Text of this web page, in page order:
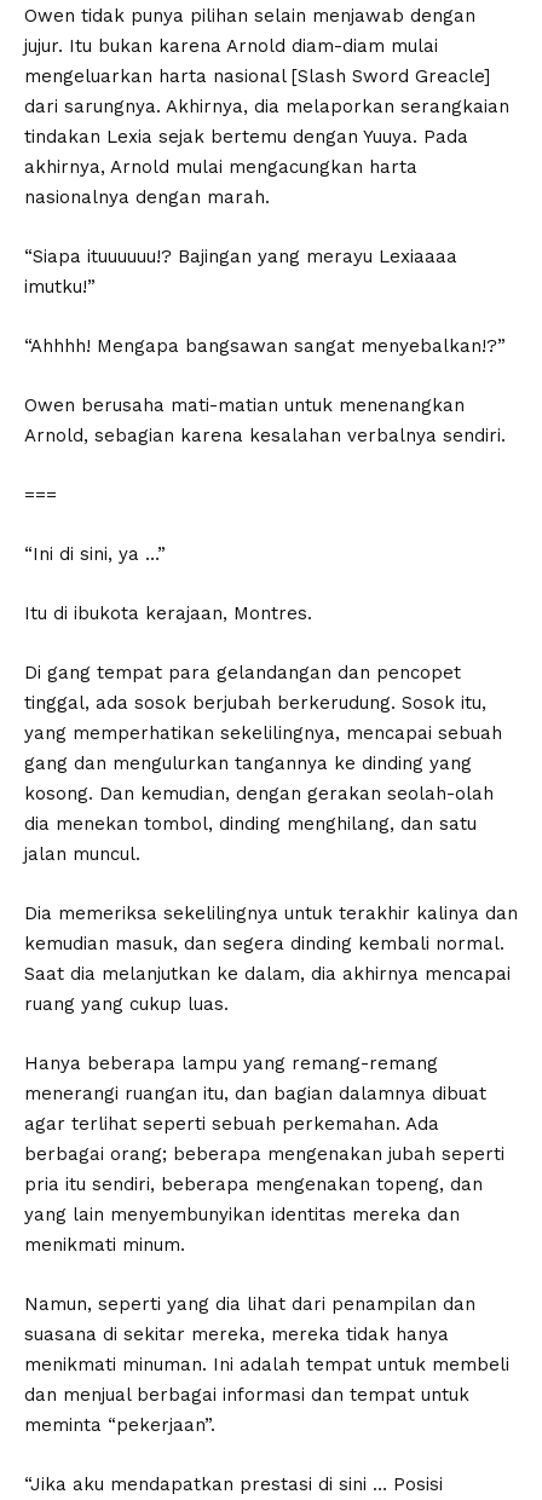
Owen tidak punya pilihan selain menjawab dengan
jujur. Itu bukan karena Arnold diam-diam mulai
mengeluarkan harta nasional [Slash Sword Greacle]
dari sarungnya. Akhirnya, dia melaporkan serangkaian
tindakan Lexia sejak bertemu dengan Yuuya. Pada
akhirnya, Arnold mulai mengacungkan harta
nasionalnya dengan marah.
“Siapa ituuuuuu!? Bajingan yang merayu Lexiaaaa
imutku!”
“Ahhhh! Mengapa bangsawan sangat menyebalkan!?”
Owen berusaha mati-matian untuk menenangkan
Arnold, sebagian karena kesalahan verbalnya sendiri.
===
“Ini di sini, ya …”
Itu di ibukota kerajaan, Montres.
Di gang tempat para gelandangan dan pencopet
tinggal, ada sosok berjubah berkerudung. Sosok itu,
yang memperhatikan sekelilingnya, mencapai sebuah
gang dan mengulurkan tangannya ke dinding yang
kosong. Dan kemudian, dengan gerakan seolah-olah
dia menekan tombol, dinding menghilang, dan satu
jalan muncul.
Dia memeriksa sekelilingnya untuk terakhir kalinya dan
kemudian masuk, dan segera dinding kembali normal.
Saat dia melanjutkan ke dalam, dia akhirnya mencapai
ruang yang cukup luas.
Hanya beberapa lampu yang remang-remang
menerangi ruangan itu, dan bagian dalamnya dibuat
agar terlihat seperti sebuah perkemahan. Ada
berbagai orang; beberapa mengenakan jubah seperti
pria itu sendiri, beberapa mengenakan topeng, dan
yang lain menyembunyikan identitas mereka dan
menikmati minum.
Namun, seperti yang dia lihat dari penampilan dan
suasana di sekitar mereka, mereka tidak hanya
menikmati minuman. Ini adalah tempat untuk membeli
dan menjual berbagai informasi dan tempat untuk
meminta “pekerjaan”.
“Jika aku mendapatkan prestasi di sini … Posisi